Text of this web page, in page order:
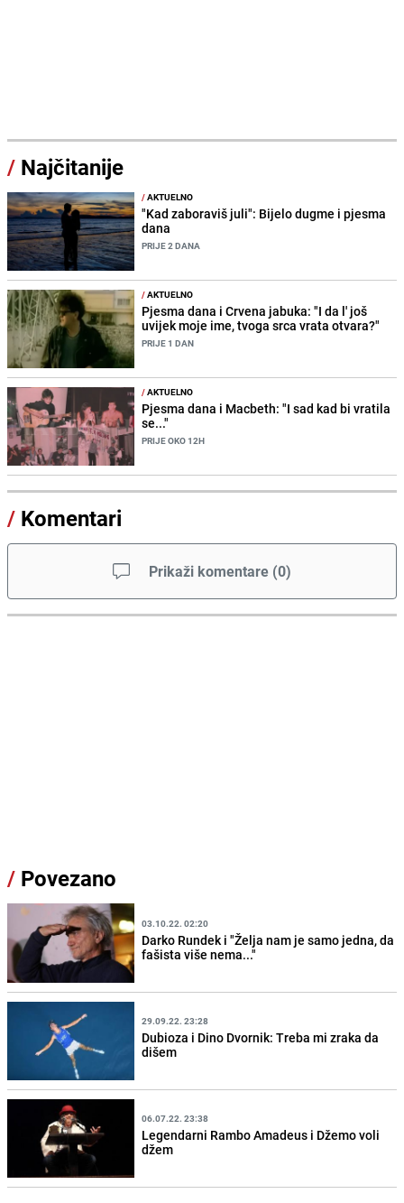
/ Najčitanije
/AKTUELNO
"Kad zaboraviš juli": Bijelo dugme i pjesma
dana
PRIJE 2 DANA
/AKTUELNO
Pjesma dana i Crvena jabuka: "I da l' još
uvijek moje ime, tvoga srca vrata otvara?"
PRIJE 1 DAN
/AKTUELNO
Pjesma dana i Macbeth: "I sad kad bi vratila
se..."
PRIJE OKO 12H
/ Komentari
Prikaži komentare (0)
/ Povezano
03.10.22. 02:20
Darko Rundek i "Želja nam je samo jedna, da
fašista više nema..."
29.09.22. 23:28
Dubioza i Dino Dvornik: Treba mi zraka da
dišem
06.07.22. 23:38
Legendarni Rambo Amadeus i Džemo voli
džem